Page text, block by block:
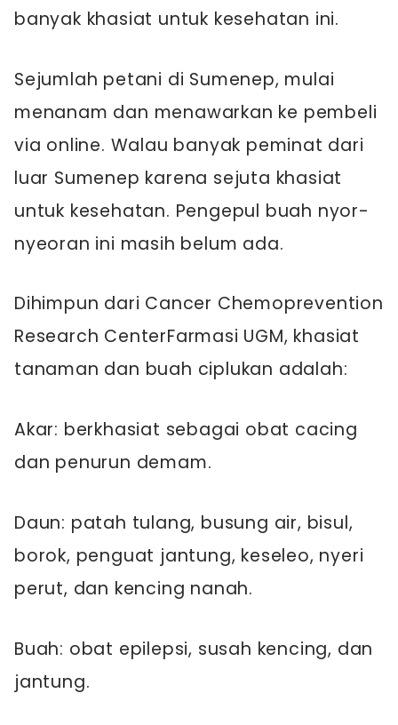
banyak khasiat untuk kesehatan ini.
Sejumlah petani di Sumenep, mulai
menanam dan menawarkan ke pembeli
via online. Walau banyak peminat dari
luar Sumenep karena sejuta khasiat
untuk kesehatan. Pengepul buah nyor-
nyeoran ini masih belum ada.
Dihimpun dari Cancer Chemoprevention
Research CenterFarmasi UGM, khasiat
tanaman dan buah ciplukan adalah:
Akar: berkhasiat sebagai obat cacing
dan penurun demam.
Daun: patah tulang, busung air, bisul,
borok, penguat jantung, keseleo, nyeri
perut, dan kencing nanah.
Buah: obat epilepsi, susah kencing, dan
jantung.